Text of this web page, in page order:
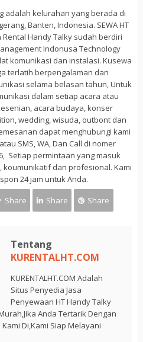
adalah kelurahan yang berada di
Banten, Indonesia. SEWA HT
Rental Handy Talky sudah berdiri
Indonusa Technology
komunikasi dan instalasi. Kusewa
terlatih berpengalaman dan
selama belasan tahun, Untuk
dalam setiap acara atau
acara budaya, konser
wedding, wisuda, outbont dan
dapat menghubungi kami
SMS, WA, Dan Call di nomer
Setiap permintaan yang masuk
dan profesional. Kami
24 jam untuk Anda.
Share Share Share
Tentang
KURENTALHT.COM
KURENTALHT.COM Adalah
Situs Penyedia Jasa
Penyewaan HT Handy Talky
Anda Tertarik Dengan
Di,Kami Siap Melayani